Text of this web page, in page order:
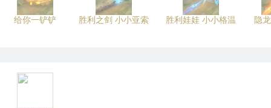
给你一铲铲 胜利之剑 小小亚索 胜利娃娃 小小格温 隐